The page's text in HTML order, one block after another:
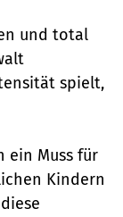
und total
spielt,
ein Muss für
Kindern